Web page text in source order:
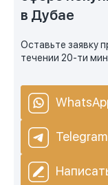
в Дубае
Оставьте заявку
течении 20-ти
Telegram